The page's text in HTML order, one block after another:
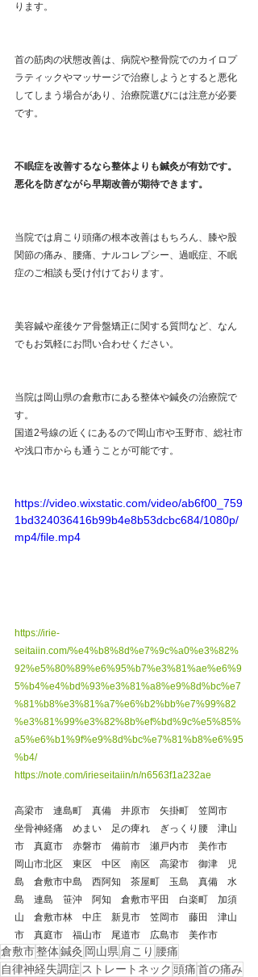
ります。
首の筋肉の状態改善は、病院や整骨院でのカイロプ
ラティックやマッサージで治療しようとすると悪化
してしまう場合があり、治療院選びには注意が必要
です。
不眠症を改善するなら整体よりも鍼灸が有効です。
悪化を防ぎながら早期改善が期待できます。
当院では肩こり頭痛の根本改善はもちろん、膝や股
関節の痛み、腰痛、ナルコレプシー、過眠症、不眠
症のご相談も受け付けております。
美容鍼や産後ケア骨盤矯正に関する質問など、なん
でもお気軽にお問い合わせください。
当院は岡山県の倉敷市にある整体や鍼灸の治療院で
す。
国道2号線の近くにあるので岡山市や玉野市、総社市
や浅口市からも通うことが可能です。
https://video.wixstatic.com/video/ab6f00_759
1bd324036416b99b4e8b53dcbc684/1080p/
mp4/file.mp4
https://irie-
seitaiin.com/%e4%b8%8d%e7%9c%a0%e3%82%
92%e5%80%89%e6%95%b7%e3%81%ae%e6%9
5%b4%e4%bd%93%e3%81%a8%e9%8d%bc%e7
%81%b8%e3%81%a7%e6%b2%bb%e7%99%82
%e3%81%99%e3%82%8b%ef%bd%9c%e5%85%
a5%e6%b1%9f%e9%8d%bc%e7%81%b8%e6%95
%b4/
https://note.com/irieseitaiin/n/n6563f1a232ae
高梁市　連島町　真備　井原市　矢掛町　笠岡市
坐骨神経痛　めまい　足の痺れ　ぎっくり腰　津山
市　真庭市　赤磐市　備前市　瀬戸内市　美作市
岡山市北区　東区　中区　南区　高梁市　御津　児
島　倉敷市中島　西阿知　茶屋町　玉島　真備　水
島　連島　笹沖　阿知　倉敷市平田　白楽町　加須
山　倉敷市林　中庄　新見市　笠岡市　藤田　津山
市　真庭市　福山市　尾道市　広島市　美作市
倉敷市整体鍼灸 岡山県 肩こり 腰痛
自律神経失調症 ストレートネック 頭痛首の痛み